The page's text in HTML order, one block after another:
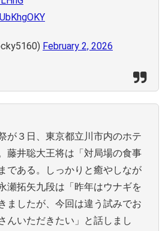
February 2, 2026
が３日、東京都立川市内のホテ
藤井聡大王将は「対局場の食事
である。しっかりと癒やしなが
瀬拓矢九段は「昨年はウナギを
ましたが、今回は違う試みでお
んいただきたい」と話しまし